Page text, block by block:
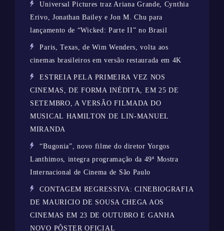
Universal Pictures traz Ariana Grande, Cynthia
Erivo, Jonathan Bailey e Jon M. Chu para
lançamento de “Wicked: Parte II” no Brasil
Paris, Texas, de Wim Wenders, volta aos
cinemas brasileiros em versão restaurada em 4K
ESTREIA PELA PRIMEIRA VEZ NOS
CINEMAS, DE FORMA INÉDITA, EM 25 DE
SETEMBRO, A VERSÃO FILMADA DO
MUSICAL HAMILTON DE LIN-MANUEL
MIRANDA
“Bugonia”, novo filme do diretor Yorgos
Lanthimos, integra programação da 49ª Mostra
Internacional de Cinema de São Paulo
CONTAGEM REGRESSIVA: CINEBIOGRAFIA
DE MAURICIO DE SOUSA CHEGA AOS
CINEMAS EM 23 DE OUTUBRO E GANHA
NOVO PÔSTER OFICIAL